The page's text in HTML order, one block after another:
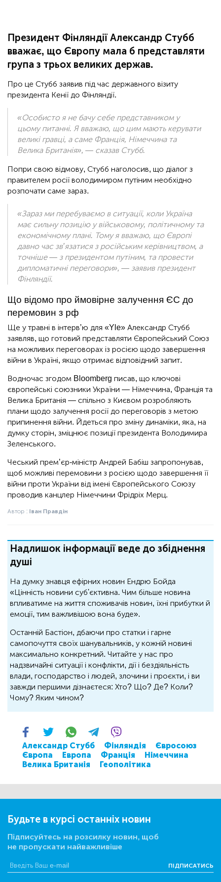
Президент Фінляндії Александр Стубб
вважає, що Європу мала б представляти
група з трьох великих держав.
Про це Стубб заявив під час державного візиту
президента Кенії до Фінляндії.
«Особисто я не бачу себе представником у
цьому питанні. Я вважаю, що цим мають керувати
великі гравці, а саме Франція, Німеччина та
Велика Британія», — сказав Стубб.
Попри свою відмову, Стубб наголосив, що діалог з
правителем росії володимиром путіним необхідно
розпочати саме зараз.
«Зараз ми перебуваємо в ситуації, коли Україна
має сильну позицію у військовому, політичному та
економічному плані. Тому я вважаю, що Європі
давно час зв’язатися з російським керівництвом, а
точніше — з президентом путіним, та провести
дипломатичні переговори», — заявив президент
Фінляндії.
Що відомо про ймовірне залучення ЄС до
перемовин з рф
Ще у травні в інтерв’ю для «Yle» Александр Стубб
заявляв, що готовий представляти Європейський Союз
на можливих переговорах із росією щодо завершення
війни в Україні, якщо отримає відповідний запит.
Водночас згодом Bloomberg писав, що ключові
європейські союзники України — Німеччина, Франція та
Велика Британія — спільно з Києвом розробляють
плани щодо залучення росії до переговорів з метою
припинення війни. Йдеться про зміну динаміки, яка, на
думку сторін, зміцнює позиції президента Володимира
Зеленського.
Чеський прем’єр-міністр Андрей Бабіш запропонував,
щоб можливі перемовини з росією щодо завершення її
війни проти України від імені Європейського Союзу
проводив канцлер Німеччини Фрідріх Мерц.
Автор : Іван Правдін
Надлишок інформації веде до збіднення
душі
На думку знавця ефірних новин Ендрю Бойда
«Цінність новини суб'єктивна. Чим більше новина
впливатиме на життя споживачів новин, їхні прибутки й
емоції, тим важливішою вона буде».
Останній Бастіон, дбаючи про статки і гарне
самопочуття своїх шанувальників, у кожній новині
максимально конкретний. Читайте у нас про
надзвичайні ситуації і конфлікти, дії і бездіяльність
влади, господарство і людей, злочини і проєкти, і ви
завжди першими дізнаєтеся: Хто? Що? Де? Коли?
Чому? Яким чином?
Александр Стубб Фінляндія
Євросоюз
Європа
Европа Франція
Німеччина
Велика Британія
Геополітика
Будьте в курсі останніх новин
Підписуйтесь на розсилку новин, щоб
не пропускати найважливіше
ПІДПИСАТИСЬ